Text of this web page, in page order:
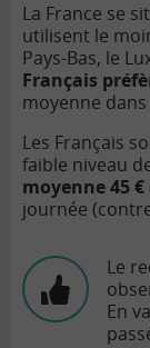
La France se
utilisent le
Pays-Bas, le
Français
moyenne
Les Français
faible niveau
moyenne 45
journée
Le
En